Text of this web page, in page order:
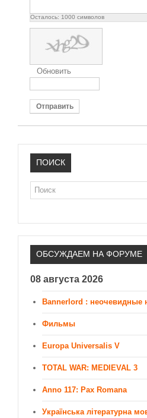
Осталось: 1000 символов
Обновить
Отправить
ПОИСК
Поиск
ОБСУЖДАЕМ НА ФОРУМЕ
08 августа 2026
Bannerlord : неочевидные
Фильмы
Europa Universalis V
TOTAL WAR: MEDIEVAL 3
Anno 117: Pax Romana
Українська літературна